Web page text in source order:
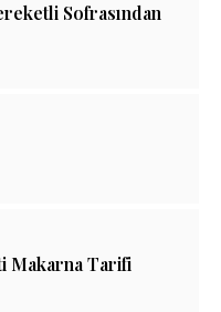
Sofrasından
Makarna Tarifi